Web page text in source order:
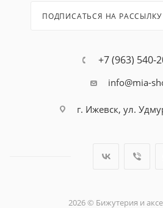
ПОДПИСАТЬСЯ НА РАССЫЛКУ
+7 (963) 540-
info@mia-
г. Ижевск, ул.
2026 © Бижутерия и